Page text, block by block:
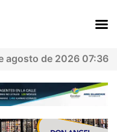
agosto de 2026 07:36